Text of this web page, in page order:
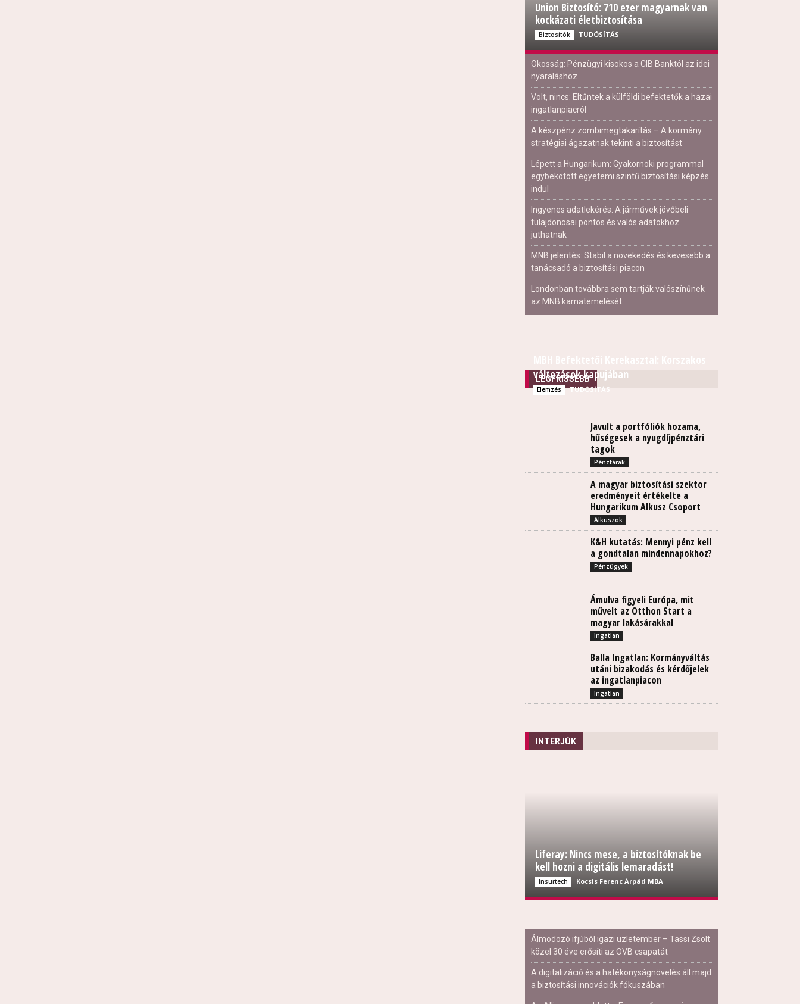
Union Biztosító: 710 ezer magyarnak van
kockázati életbiztosítása
Biztosítók TUDÓSÍTÁS
Okosság: Pénzügyi kisokos a CIB Banktól az idei
nyaraláshoz
Volt, nincs: Eltűntek a külföldi befektetők a hazai
ingatlanpiacról
A készpénz zombimegtakarítás – A kormány
stratégiai ágazatnak tekinti a biztosítást
Lépett a Hungarikum: Gyakornoki programmal
egybekötött egyetemi szintű biztosítási képzés
indul
Ingyenes adatlekérés: A járművek jövőbeli
tulajdonosai pontos és valós adatokhoz
juthatnak
MNB jelentés: Stabil a növekedés és kevesebb a
tanácsadó a biztosítási piacon
Londonban továbbra sem tartják valószínűnek
az MNB kamatemelését
LEGFRISSEBB
változások kapujában
Elemzés TUDÓSÍTÁS
Javult a portfóliók hozama,
hűségesek a nyugdíjpénztári
tagok
Pénztárak
A magyar biztosítási szektor
eredményeit értékelte a
Hungarikum Alkusz Csoport
Alkuszok
K&H kutatás: Mennyi pénz kell
a gondtalan mindennapokhoz?
Pénzügyek
Ámulva figyeli Európa, mit
művelt az Otthon Start a
magyar lakásárakkal
Ingatlan
Balla Ingatlan: Kormányváltás
utáni bizakodás és kérdőjelek
az ingatlanpiacon
Ingatlan
INTERJÚK
Liferay: Nincs mese, a biztosítóknak be
kell hozni a digitális lemaradást!
Insurtech Kocsis Ferenc Árpád MBA
Álmodozó ifjúból igazi üzletember – Tassi Zsolt
közel 30 éve erősíti az OVB csapatát
A digitalizáció és a hatékonyságnövelés áll majd
a biztosítási innovációk fókuszában